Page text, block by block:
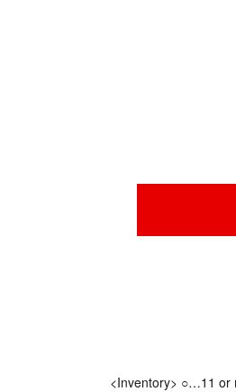
<Inventory> ○…11